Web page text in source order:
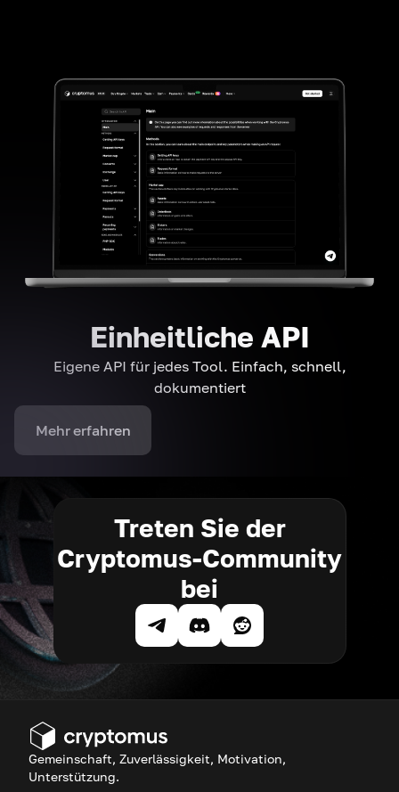
Einheitliche API
Eigene API für jedes Tool. Einfach, schnell,
dokumentiert
Mehr erfahren
Treten Sie der
Cryptomus-Community
bei
Gemeinschaft, Zuverlässigkeit, Motivation,
Unterstützung.